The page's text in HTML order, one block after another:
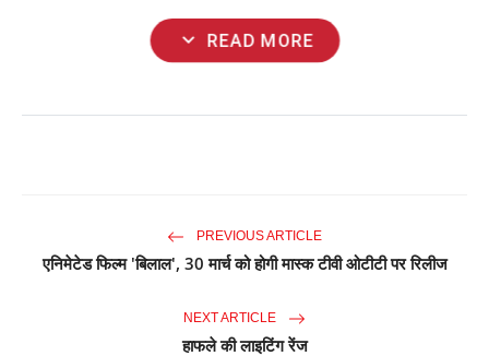
expand_more READ MORE
PREVIOUS ARTICLE
एनिमेटेड फिल्म 'बिलाल', 30 मार्च को होगी मास्क टीवी ओटीटी पर रिलीज
NEXT ARTICLE
हाफले की लाइटिंग रेंज